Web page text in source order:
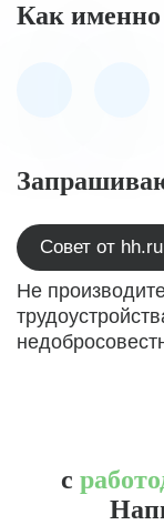
Как
Совет от hh.ru
Не
с